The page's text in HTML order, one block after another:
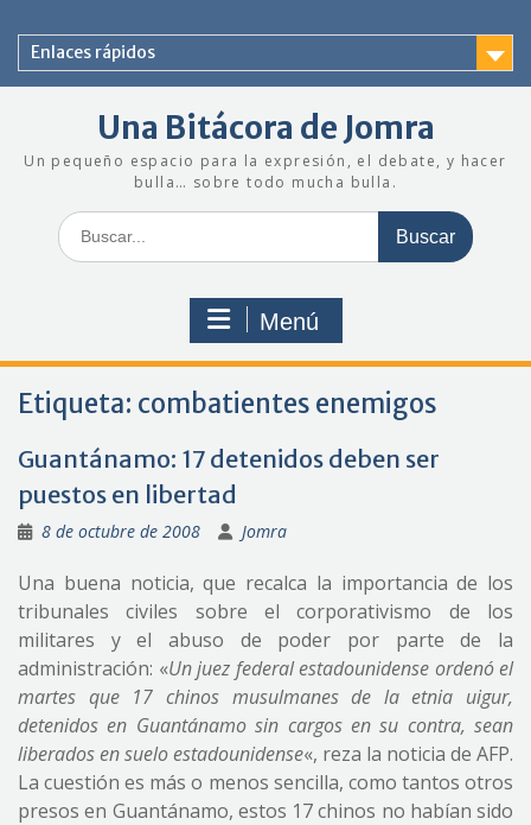
contenido
Enlaces rápidos
Una Bitácora de Jomra
Un pequeño espacio para la expresión, el debate, y hacer
bulla… sobre todo mucha bulla.
Buscar:
Menú
Etiqueta: combatientes enemigos
Guantánamo: 17 detenidos deben ser
puestos en libertad
8 de octubre de 2008 Jomra
Una buena noticia, que recalca la importancia de los
tribunales civiles sobre el corporativismo de los
militares y el abuso de poder por parte de la
administración: «Un juez federal estadounidense ordenó el
martes que 17 chinos musulmanes de la etnia uigur,
detenidos en Guantánamo sin cargos en su contra, sean
liberados en suelo estadounidense«, reza la noticia de AFP.
La cuestión es más o menos sencilla, como tantos otros
presos en Guantánamo, estos 17 chinos no habían sido